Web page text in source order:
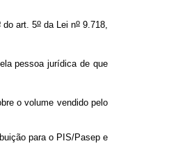
do art. 5oda Lei no 9.718,
pessoa jurídica de que
o volume vendido pelo
para o PIS/Pasep e